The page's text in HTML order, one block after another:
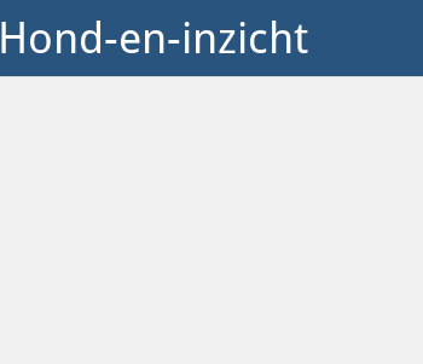
Hond-en-inzicht